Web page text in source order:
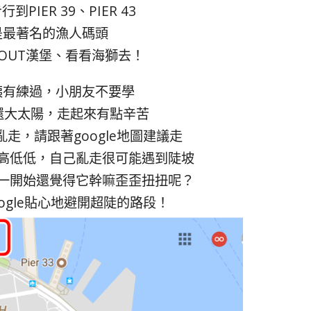
到PIER 39、PIER 43
著名的漁人碼頭
漢堡、看看海獅去！
練過，小朋友不要學
太陽，走起來有點辛苦
走，請跟著google地圖建議走
低低，自己亂走很可能遇到陡坡
開始還覺得它幹嘛歪歪扭扭呢？
貼心地避開超陡的路段！